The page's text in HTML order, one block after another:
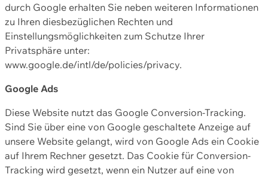
durch Google erhalten Sie neben weiteren Informationen
zu Ihren diesbezüglichen Rechten und
Einstellungsmöglichkeiten zum Schutze Ihrer
Privatsphäre unter:
www.google.de/intl/de/policies/privacy.
Google Ads
Diese Website nutzt das Google Conversion-Tracking.
Sind Sie über eine von Google geschaltete Anzeige auf
unsere Website gelangt, wird von Google Ads ein Cookie
auf Ihrem Rechner gesetzt. Das Cookie für Conversion-
Tracking wird gesetzt, wenn ein Nutzer auf eine von